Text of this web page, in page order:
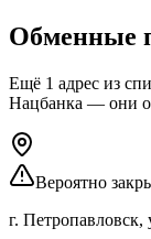
Обменные
Ещё 1 адрес из
Нацбанка — они
Вероятно
г.